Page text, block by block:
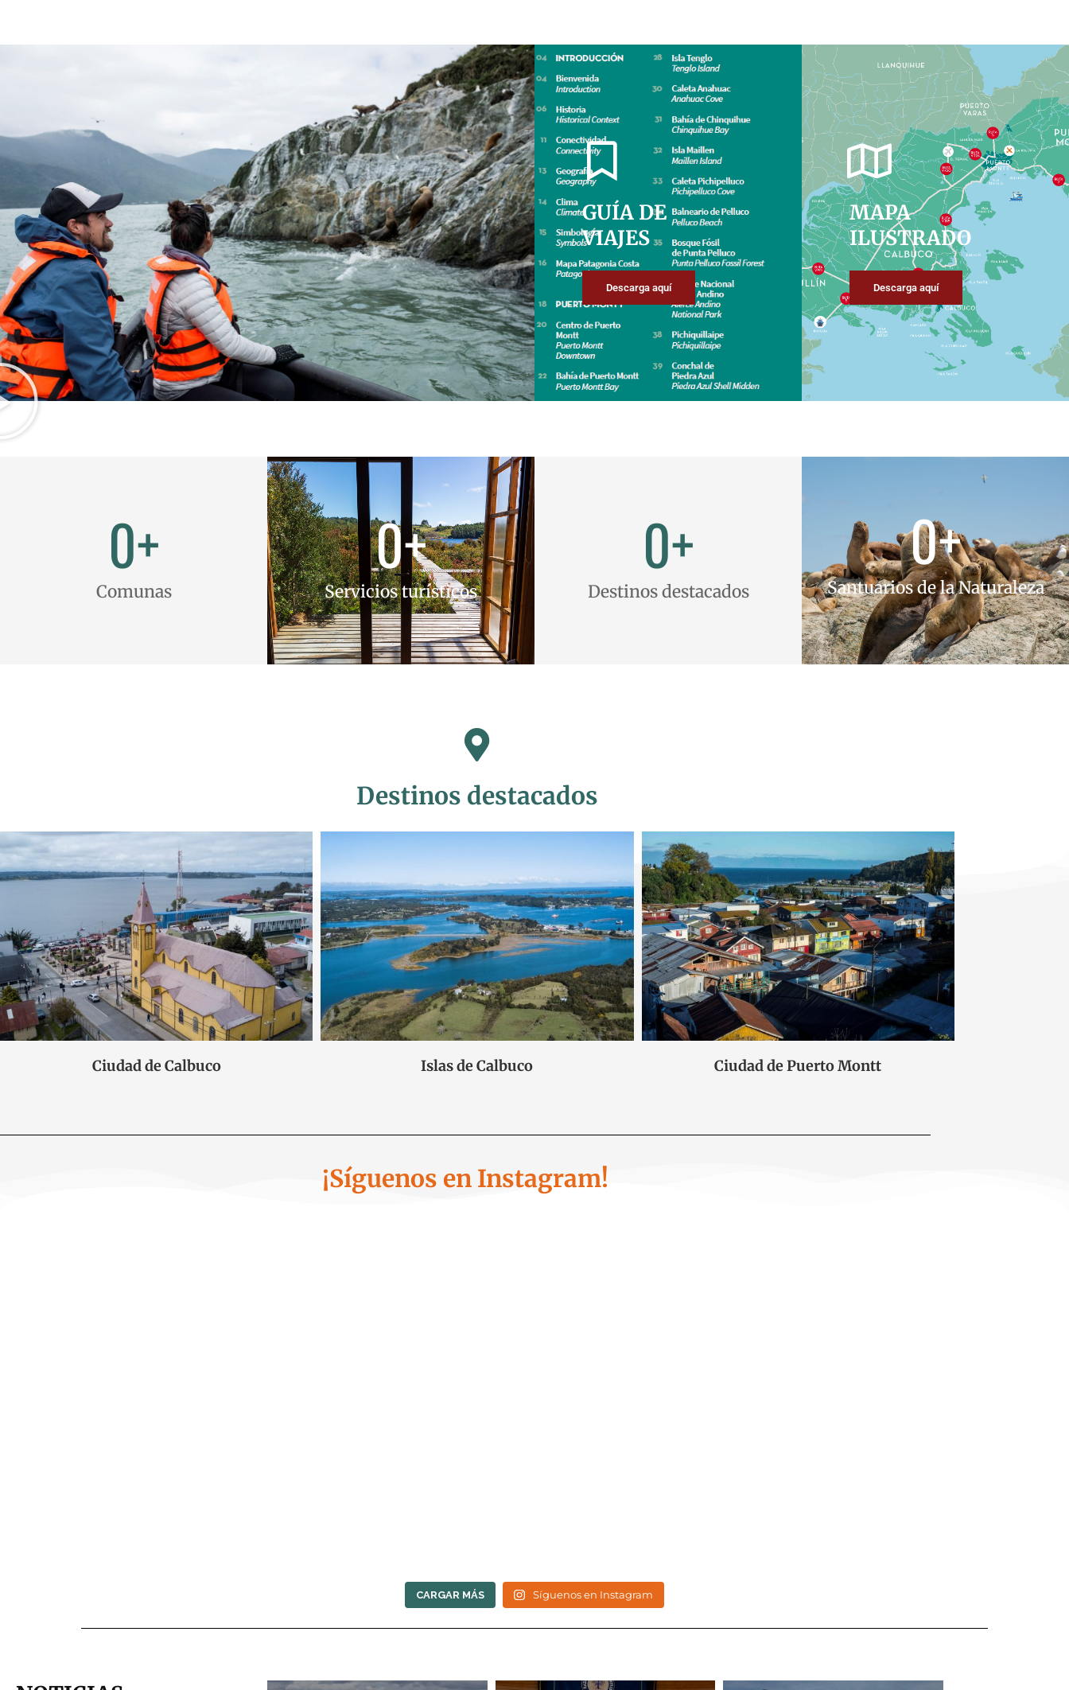
GUÍA DE
VIAJES
Descarga aquí
MAPA
ILUSTRADO
Descarga aquí
Comunas
0+
Servicios turísticos
0+
Destinos destacados
0+
Santuarios de la Naturaleza
0+
Destinos destacados
Ciudad de Calbuco Islas de Calbuco Ciudad de Puerto Montt
¡Síguenos en Instagram!
CARGAR MÁS Síguenos en Instagram